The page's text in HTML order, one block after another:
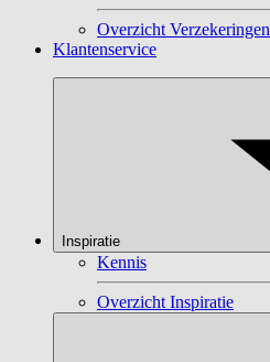
Overzicht Verzekeringen
Klantenservice
Inspiratie
Kennis
Overzicht Inspiratie